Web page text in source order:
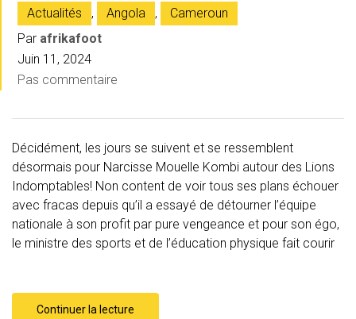
Actualités
, Angola ,
Cameroun
Par afrikafoot
Juin 11, 2024
Pas commentaire
Décidément, les jours se suivent et se ressemblent
désormais pour Narcisse Mouelle Kombi autour des Lions
Indomptables! Non content de voir tous ses plans échouer
avec fracas depuis qu’il a essayé de détourner l’équipe
nationale à son profit par pure vengeance et pour son égo,
le ministre des sports et de l’éducation physique fait courir
Continuer la lecture